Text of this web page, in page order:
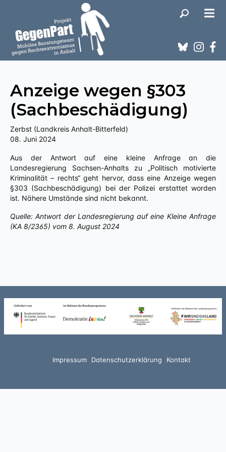
Anzeige wegen §303
(Sachbeschädigung)
Zerbst (Landkreis Anhalt-Bitterfeld)
08. Juni 2024
Aus der Antwort auf eine kleine Anfrage an die
Landesregierung Sachsen-Anhalts zu „Politisch motivierte
Kriminalität – rechts“ geht hervor, dass eine Anzeige wegen
§303 (Sachbeschädigung) bei der Polizei erstattet worden
ist. Nähere Umstände sind nicht bekannt.
Quelle: Antwort der Landesregierung auf eine Kleine Anfrage
(KA 8/2365) vom 8. August 2024
Impressum Datenschutzerklärung Kontakt